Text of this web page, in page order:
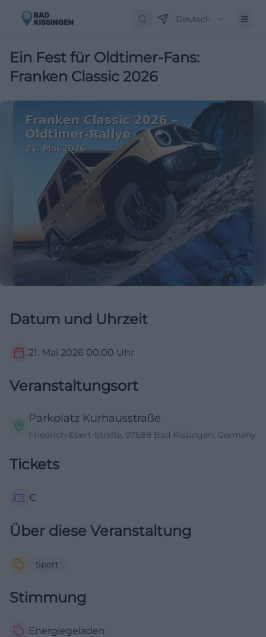
Deutsch
Ein Fest für Oldtimer-Fans:
Franken Classic 2026
Datum und Uhrzeit
21. Mai 2026 00:00 Uhr
Veranstaltungsort
Parkplatz Kurhausstraße
Friedrich-Ebert-Straße, 97688 Bad Kissingen, Germany
Tickets
€
Über diese Veranstaltung
Sport
Stimmung
Energiegeladen